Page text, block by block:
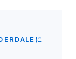
に